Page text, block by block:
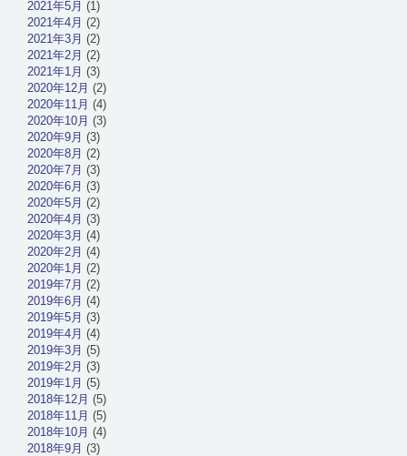
2021年5月 (1)
2021年4月 (2)
2021年3月 (2)
2021年2月 (2)
2021年1月 (3)
2020年12月 (2)
2020年11月 (4)
2020年10月 (3)
2020年9月 (3)
2020年8月 (2)
2020年7月 (3)
2020年6月 (3)
2020年5月 (2)
2020年4月 (3)
2020年3月 (4)
2020年2月 (4)
2020年1月 (2)
2019年7月 (2)
2019年6月 (4)
2019年5月 (3)
2019年4月 (4)
2019年3月 (5)
2019年2月 (3)
2019年1月 (5)
2018年12月 (5)
2018年11月 (5)
2018年10月 (4)
2018年9月 (3)